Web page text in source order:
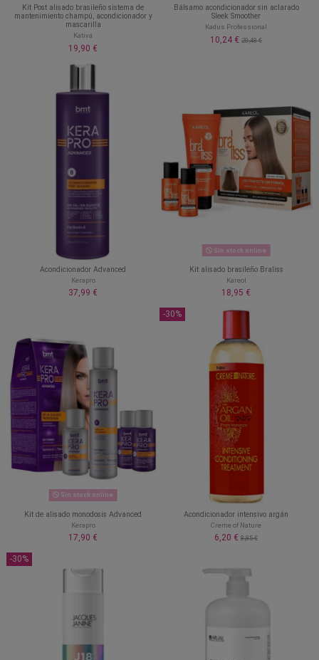
Kit Post alisado brasileño sistema de
mantenimiento champú, acondicionador y
mascarilla
Kativa
19,90 €
Bálsamo acondicionador sin aclarado
Sleek Smoother
Kadus Professional
10,24 € 20,48 €
Acondicionador Advanced
Kerapro
37,99 €
Sin stock online
Kit alisado brasileño Braliss
Kareol
18,95 €
Sin stock online
Kit de alisado monodosis Advanced
Kerapro
17,90 €
-30%
Acondicionador intensivo argán
Creme of Nature
6,20 € 8,85 €
-30%